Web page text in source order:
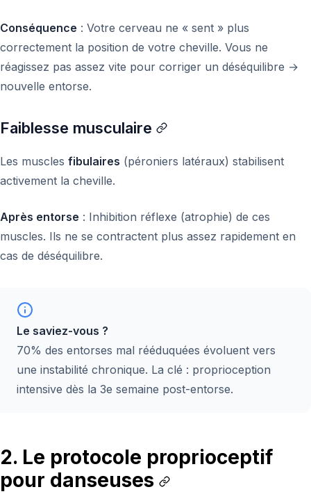
Conséquence : Votre cerveau ne « sent » plus
correctement la position de votre cheville. Vous ne
réagissez pas assez vite pour corriger un déséquilibre →
nouvelle entorse.
Faiblesse musculaire
Les muscles fibulaires (péroniers latéraux) stabilisent
activement la cheville.
Après entorse : Inhibition réflexe (atrophie) de ces
muscles. Ils ne se contractent plus assez rapidement en
cas de déséquilibre.
Le saviez-vous ?
70% des entorses mal rééduquées évoluent vers
une instabilité chronique. La clé : proprioception
intensive dès la 3e semaine post-entorse.
2. Le protocole proprioceptif
pour danseuses